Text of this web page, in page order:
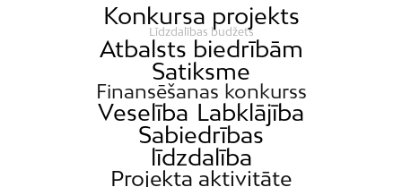
Konkursa projekts
Līdzdalības budžets
Atbalsts biedrībām
Satiksme
Finansēšanas konkurss
Veselība Labklājība
Sabiedrības
līdzdalība
Projekta aktivitāte